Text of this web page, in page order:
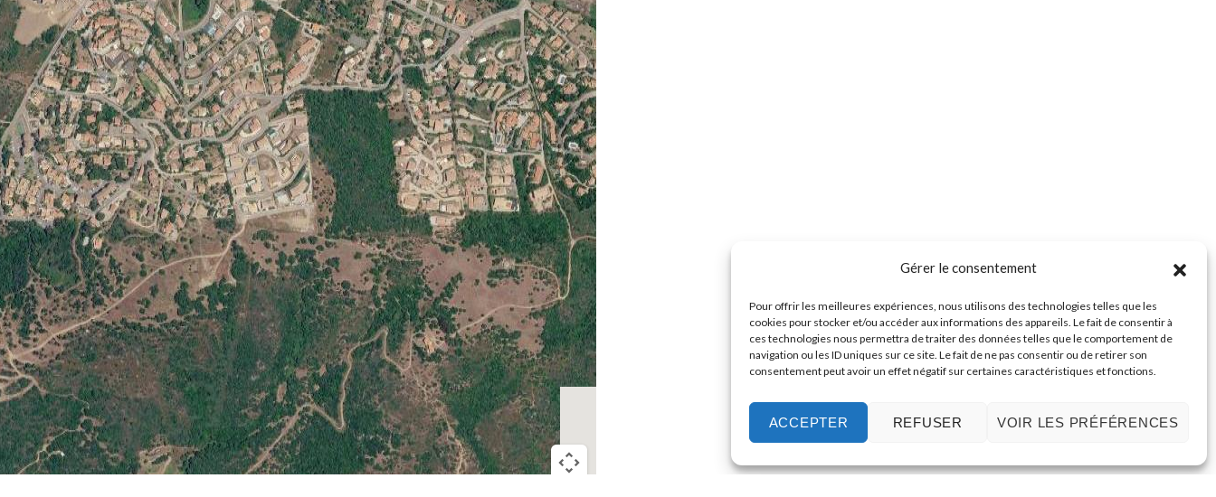
Gérer le consentement
Pour offrir les meilleures expériences, nous utilisons des technologies telles que les
cookies pour stocker et/ou accéder aux informations des appareils. Le fait de consentir à
ces technologies nous permettra de traiter des données telles que le comportement de
navigation ou les ID uniques sur ce site. Le fait de ne pas consentir ou de retirer son
consentement peut avoir un effet négatif sur certaines caractéristiques et fonctions.
ACCEPTER REFUSER VOIR LES PRÉFÉRENCES